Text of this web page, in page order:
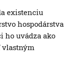
existenciu
hospodárstva
ho uvádza ako
vlastným